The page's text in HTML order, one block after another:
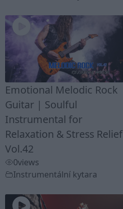
Emotional Melodic Rock
Guitar | Soulful
Instrumental for
Relaxation & Stress Relief
Vol.42
0views
Instrumentální kytara